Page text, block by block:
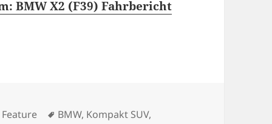
BMW X2 (F39) Fahrbericht
Kategorien
Feature Schlagwörter
BMW, Kompakt SUV,